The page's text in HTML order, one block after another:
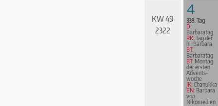
KW 49
2322
4
338. Tag
D:
Barbaratag
RK: Tag der
hl. Barbara
BT:
Barbaratag
BT: Montag
der ersten
Advents­
woche
JK: Chanukka
EN: Barbara
von
Nikomedien